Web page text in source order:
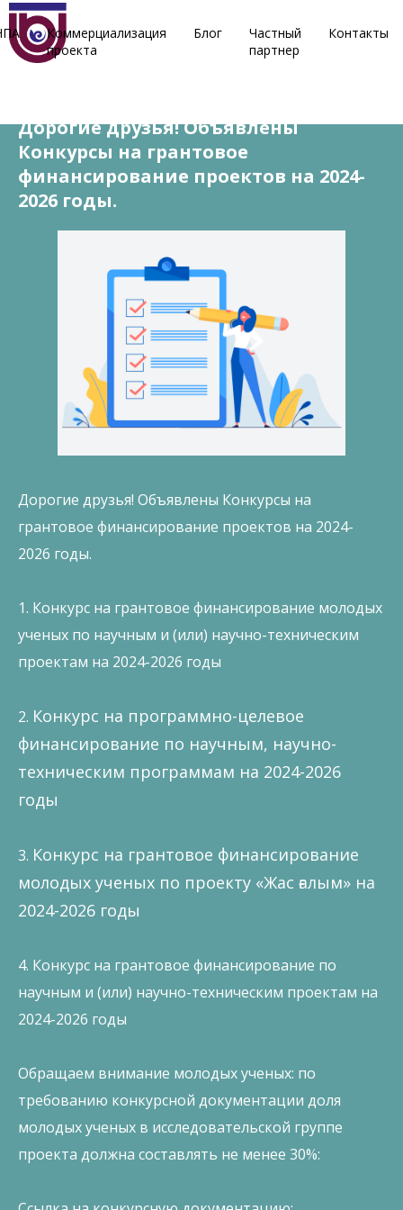
Коммерциализация
проекта
Блог
Частный
партнер
Контакты
19 октября, 2023
Дорогие друзья! Объявлены
Конкурсы на грантовое
финансирование проектов на 2024-
2026 годы.
Дорогие друзья! Объявлены Конкурсы на
грантовое финансирование проектов на 2024-
2026 годы.
1. Конкурс на грантовое финансирование молодых
ученых по научным и (или) научно-техническим
проектам на 2024-2026 годы
2. Конкурс на программно-целевое
финансирование по научным, научно-
техническим программам на 2024-2026
годы
3. Конкурс на грантовое финансирование
молодых ученых по проекту «Жас ғалым» на
2024-2026 годы
4. Конкурс на грантовое финансирование по
научным и (или) научно-техническим проектам на
2024-2026 годы
Обращаем внимание молодых ученых: по
требованию конкурсной документации доля
молодых ученых в исследовательской группе
проекта должна составлять не менее 30%: